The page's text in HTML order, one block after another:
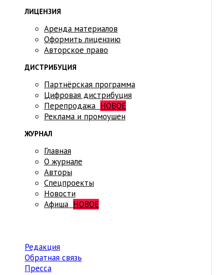
ЛИЦЕНЗИЯ
Аренда материалов
Оформить лицензию
Авторское право
ДИСТРИБУЦИЯ
Партнёрская программа
Цифровая дистрибуция
Перепродажа НОВОЕ
Реклама и промоушен
ЖУРНАЛ
Главная
О журнале
Авторы
Спецпроекты
Новости
Афиша НОВОЕ
Редакция
Обратная связь
Пресса